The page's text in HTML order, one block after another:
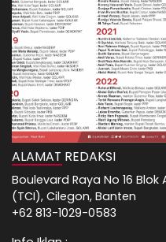
ALAMAT REDAKSI
Boulevard Raya No 16 Blok
(TCI), Cilegon, Banten
+62 813-1029-0583